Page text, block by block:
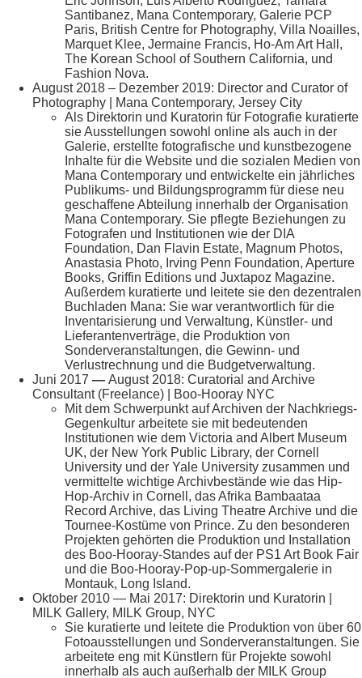
Santibanez, Mana Contemporary, Galerie PCP
Paris, British Centre for Photography, Villa Noailles,
Marquet Klee, Jermaine Francis, Ho-Am Art Hall,
The Korean School of Southern California, und
Fashion Nova.
August 2018 – Dezember 2019: Director and Curator of
Photography | Mana Contemporary, Jersey City
Als Direktorin und Kuratorin für Fotografie kuratierte
sie Ausstellungen sowohl online als auch in der
Galerie, erstellte fotografische und kunstbezogene
Inhalte für die Website und die sozialen Medien von
Mana Contemporary und entwickelte ein jährliches
Publikums- und Bildungsprogramm für diese neu
geschaffene Abteilung innerhalb der Organisation
Mana Contemporary. Sie pflegte Beziehungen zu
Fotografen und Institutionen wie der DIA
Foundation, Dan Flavin Estate, Magnum Photos,
Anastasia Photo, Irving Penn Foundation, Aperture
Books, Griffin Editions und Juxtapoz Magazine.
Außerdem kuratierte und leitete sie den dezentralen
Buchladen Mana: Sie war verantwortlich für die
Inventarisierung und Verwaltung, Künstler- und
Lieferantenverträge, die Produktion von
Sonderveranstaltungen, die Gewinn- und
Verlustrechnung und die Budgetverwaltung.
Juni 2017 — August 2018: Curatorial and Archive
Consultant (Freelance) | Boo-Hooray NYC
Mit dem Schwerpunkt auf Archiven der Nachkriegs-
Gegenkultur arbeitete sie mit bedeutenden
Institutionen wie dem Victoria and Albert Museum
UK, der New York Public Library, der Cornell
University und der Yale University zusammen und
vermittelte wichtige Archivbestände wie das Hip-
Hop-Archiv in Cornell, das Afrika Bambaataa
Record Archive, das Living Theatre Archive und die
Tournee-Kostüme von Prince. Zu den besonderen
Projekten gehörten die Produktion und Installation
des Boo-Hooray-Standes auf der PS1 Art Book Fair
und die Boo-Hooray-Pop-up-Sommergalerie in
Montauk, Long Island.
Oktober 2010 — Mai 2017: Direktorin und Kuratorin |
MILK Gallery, MILK Group, NYC
Sie kuratierte und leitete die Produktion von über 60
Fotoausstellungen und Sonderveranstaltungen. Sie
arbeitete eng mit Künstlern für Projekte sowohl
innerhalb als auch außerhalb der MILK Group